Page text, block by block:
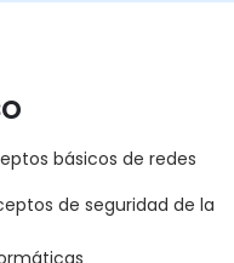
básicos de redes
de seguridad de la